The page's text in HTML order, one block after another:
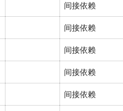
间接依赖
间接依赖
间接依赖
间接依赖
间接依赖